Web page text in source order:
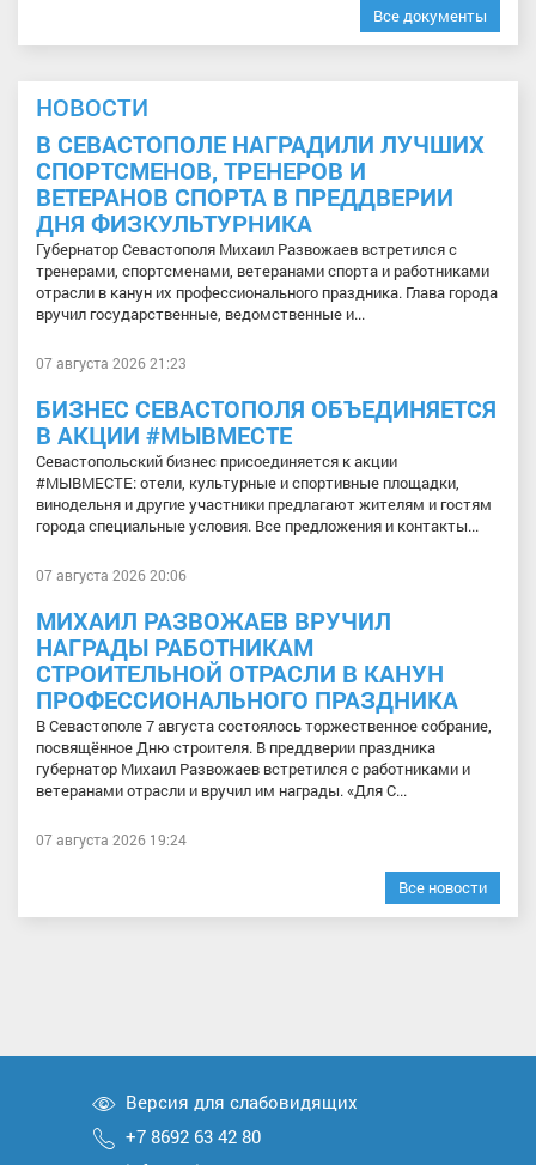
Все документы
НОВОСТИ
В СЕВАСТОПОЛЕ НАГРАДИЛИ ЛУЧШИХ
СПОРТСМЕНОВ, ТРЕНЕРОВ И
ВЕТЕРАНОВ СПОРТА В ПРЕДДВЕРИИ
ДНЯ ФИЗКУЛЬТУРНИКА
Губернатор Севастополя Михаил Развожаев встретился с
тренерами, спортсменами, ветеранами спорта и работниками
отрасли в канун их профессионального праздника. Глава города
вручил государственные, ведомственные и...
07 августа 2026 21:23
БИЗНЕС СЕВАСТОПОЛЯ ОБЪЕДИНЯЕТСЯ
В АКЦИИ #МЫВМЕСТЕ
Севастопольский бизнес присоединяется к акции
#МЫВМЕСТЕ: отели, культурные и спортивные площадки,
винодельня и другие участники предлагают жителям и гостям
города специальные условия. Все предложения и контакты...
07 августа 2026 20:06
МИХАИЛ РАЗВОЖАЕВ ВРУЧИЛ
НАГРАДЫ РАБОТНИКАМ
СТРОИТЕЛЬНОЙ ОТРАСЛИ В КАНУН
ПРОФЕССИОНАЛЬНОГО ПРАЗДНИКА
В Севастополе 7 августа состоялось торжественное собрание,
посвящённое Дню строителя. В преддверии праздника
губернатор Михаил Развожаев встретился с работниками и
ветеранами отрасли и вручил им награды. «Для С...
07 августа 2026 19:24
Все новости
Версия для слабовидящих
+7 8692 63 42 80